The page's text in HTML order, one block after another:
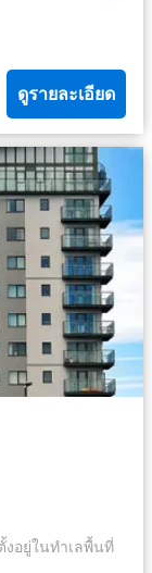
ดูรายละเอียด
งอยู่ในทำเลพื้นที่